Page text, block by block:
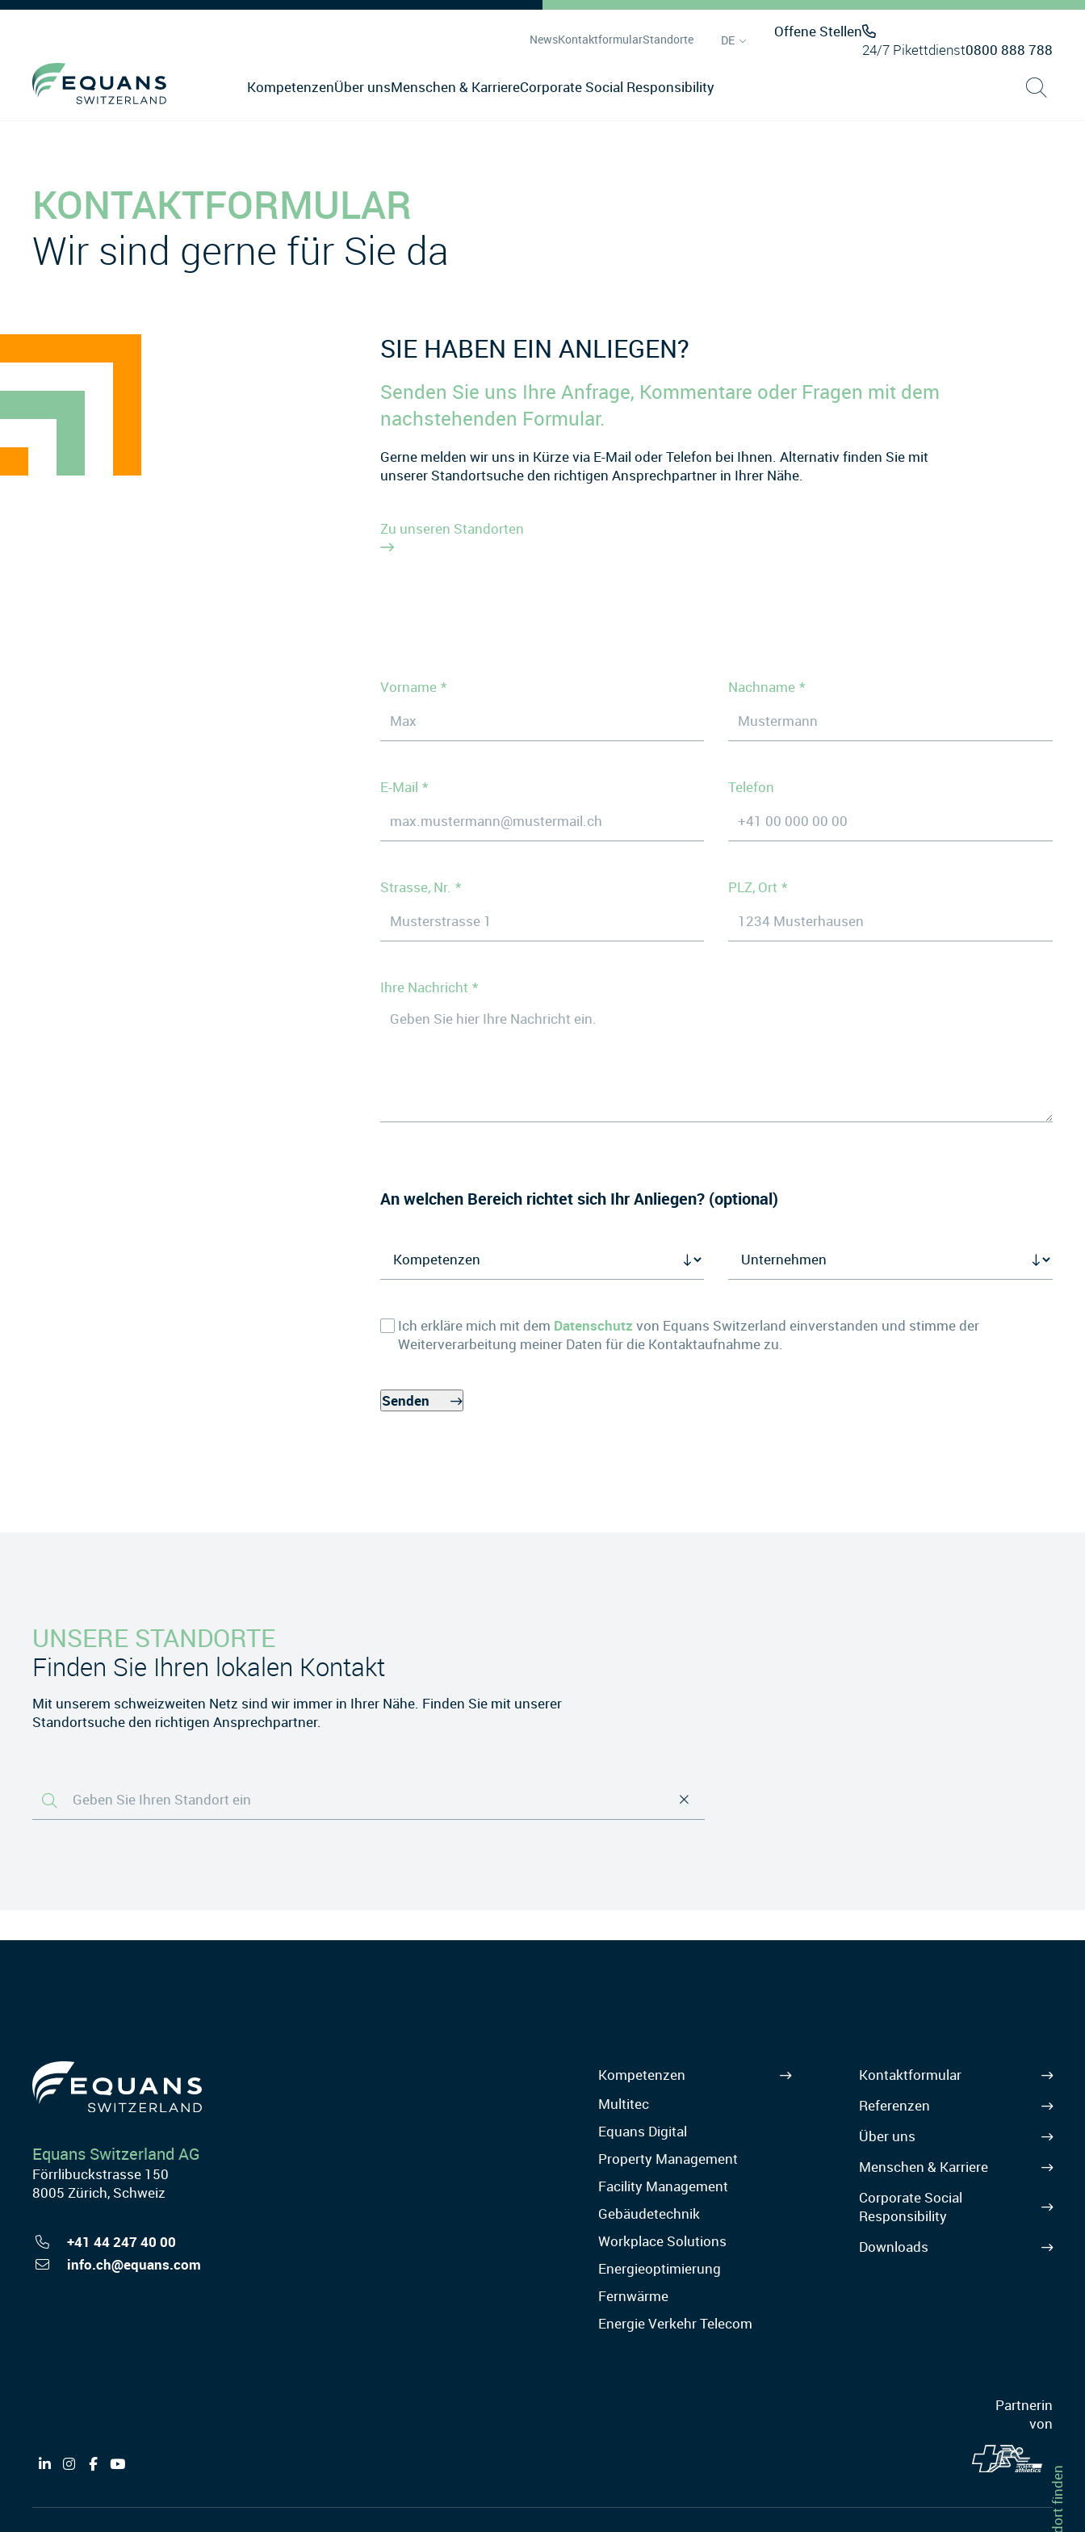
NewsKontaktformularStandorte DE
Offene Stellen
24/7 Pikettdienst0800 888 788
KompetenzenÜber unsMenschen & KarriereCorporate Social Responsibility
KONTAKTFORMULAR
Wir sind gerne für Sie da
SIE HABEN EIN ANLIEGEN?
Senden Sie uns Ihre Anfrage, Kommentare oder Fragen mit dem
nachstehenden Formular.
Gerne melden wir uns in Kürze via E-Mail oder Telefon bei Ihnen. Alternativ finden Sie mit
unserer Standortsuche den richtigen Ansprechpartner in Ihrer Nähe.
Zu unseren Standorten
Vorname Nachname
E-Mail Telefon
Strasse, Nr. PLZ, Ort
Ihre Nachricht
An welchen Bereich richtet sich Ihr Anliegen? (optional)
Ich erkläre mich mit dem Datenschutz von Equans Switzerland einverstanden und stimme der
Weiterverarbeitung meiner Daten für die Kontaktaufnahme zu.
Senden
UNSERE STANDORTE
Finden Sie Ihren lokalen Kontakt
Mit unserem schweizweiten Netz sind wir immer in Ihrer Nähe. Finden Sie mit unserer
Standortsuche den richtigen Ansprechpartner.
Equans Switzerland AG
Förrlibuckstrasse 150
8005 Zürich, Schweiz
+41 44 247 40 00
info.ch@equans.com
Kompetenzen
Multitec
Equans Digital
Property Management
Facility Management
Gebäudetechnik
Workplace Solutions
Energieoptimierung
Fernwärme
Energie Verkehr Telecom
Kontaktformular
Referenzen
Über uns
Menschen & Karriere
Corporate Social
Responsibility
Downloads
Partnerin
von